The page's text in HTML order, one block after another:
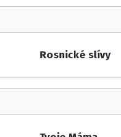
Rosnické slívy